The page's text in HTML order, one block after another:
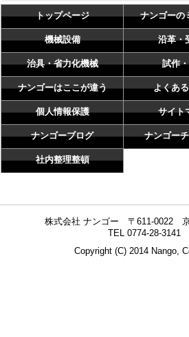
トップページ ナンゴーの
機械設備 沿革・
治具・省力化機械 試作
ナンゴーはここが違う よくあ
個人情報保護 サイト
ナンゴーブログ ナンゴー
社内整理整頓
株式会社 ナンゴー 〒611-0022
TEL 0774-28-3141
Copyright (C) 2014 Nango,